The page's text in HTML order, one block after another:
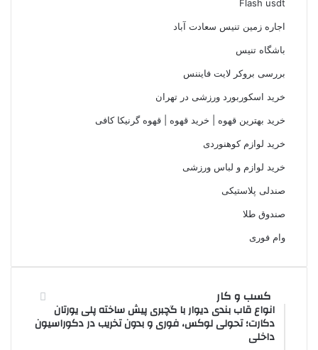
Flash usdt
اجاره زمین تنیس سعادت آباد
باشگاه تنیس
بررسی بروکر لایت فایننس
خرید اسکوربورد ورزشی در تهران
خرید بهترین قهوه | خرید قهوه | قهوه گرنیکا کافی
خرید لوازم کوهنوردی
خرید لوازم و لباس ورزشی
صندلی پلاستیکی
صندوق طلا
وام فوری
کسب و کار
انواع قاب بندی دیوار با گچبری پیش ساخته پلی یورتان
دکارت؛ تحولی لوکس، فوری و بدون تخریب در دکوراسیون
داخلی